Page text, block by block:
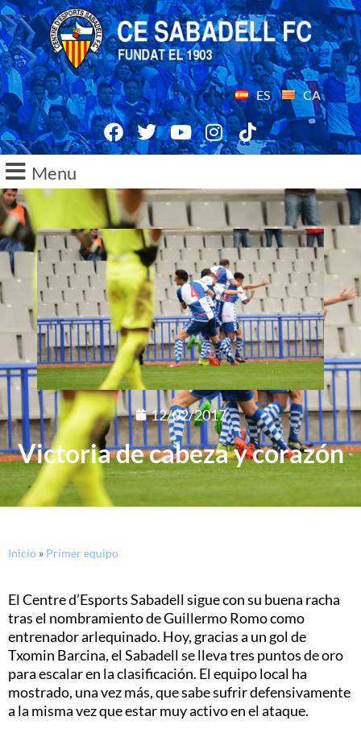
ES CA
Menu
12/02/2017
Victoria de cabeza y corazón
Inicio » Primer equipo
El Centre d’Esports Sabadell sigue con su buena racha
tras el nombramiento de Guillermo Romo como
entrenador arlequinado. Hoy, gracias a un gol de
Txomin Barcina, el Sabadell se lleva tres puntos de oro
para escalar en la clasificación. El equipo local ha
mostrado, una vez más, que sabe sufrir defensivamente
a la misma vez que estar muy activo en el ataque.